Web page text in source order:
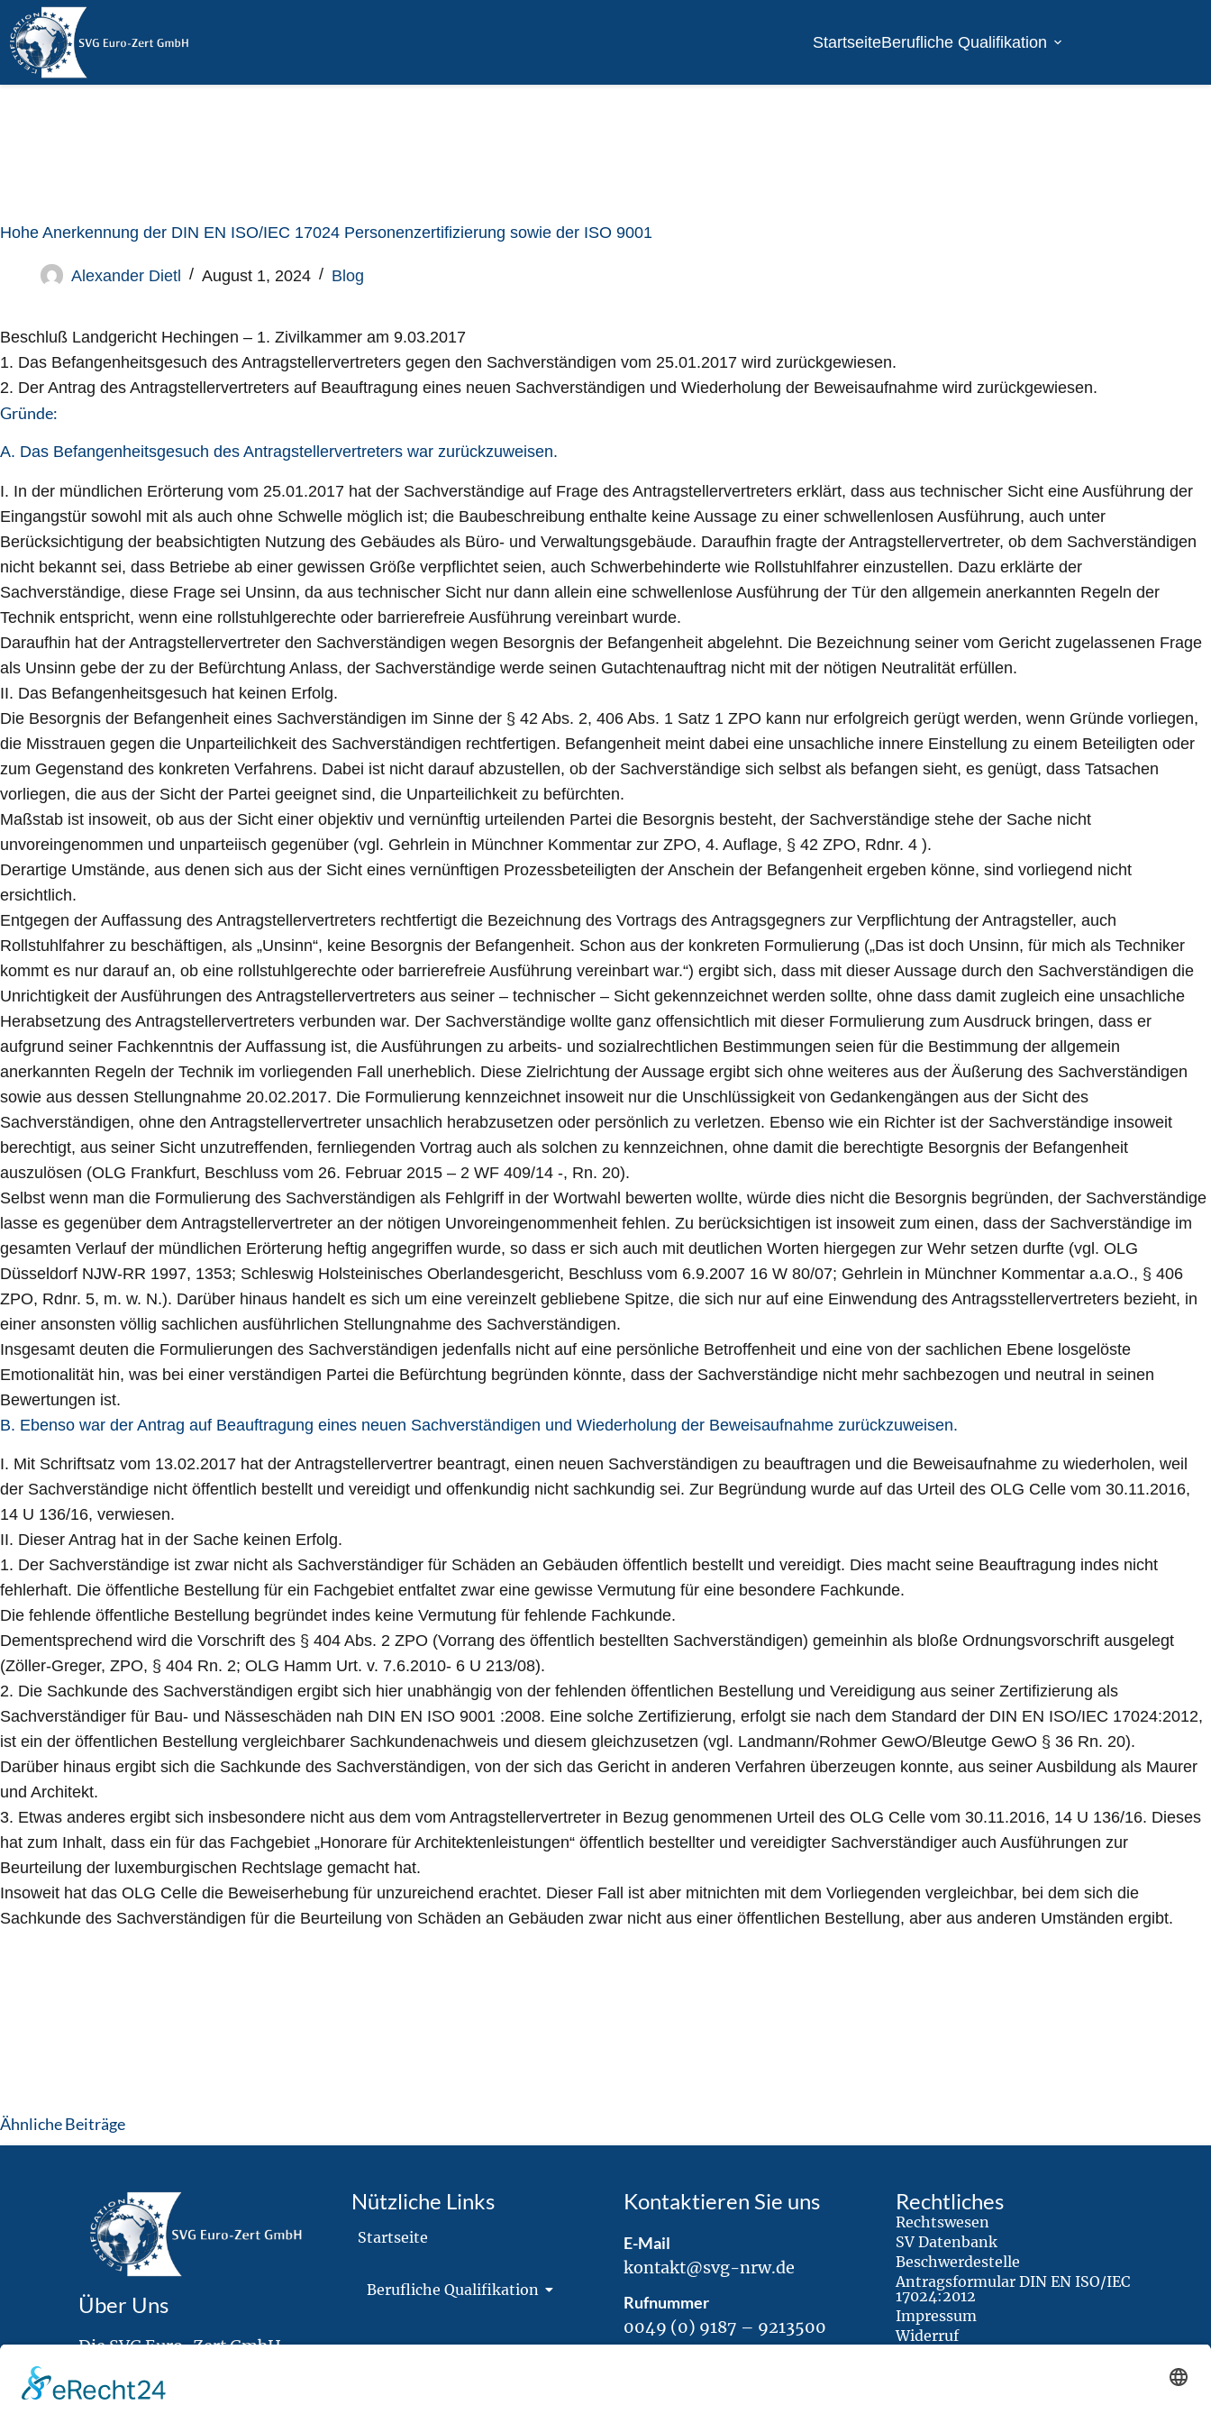
StartseiteBerufliche Qualifikation
Hohe Anerkennung der DIN EN ISO/IEC 17024 Personenzertifizierung sowie der ISO 9001
Alexander Dietl August 1, 2024 Blog
Beschluß Landgericht Hechingen – 1. Zivilkammer am 9.03.2017
1. Das Befangenheitsgesuch des Antragstellervertreters gegen den Sachverständigen vom 25.01.2017 wird zurückgewiesen.
2. Der Antrag des Antragstellervertreters auf Beauftragung eines neuen Sachverständigen und Wiederholung der Beweisaufnahme wird zurückgewiesen.
Gründe:
A. Das Befangenheitsgesuch des Antragstellervertreters war zurückzuweisen.
I. In der mündlichen Erörterung vom 25.01.2017 hat der Sachverständige auf Frage des Antragstellervertreters erklärt, dass aus technischer Sicht eine Ausführung der
Eingangstür sowohl mit als auch ohne Schwelle möglich ist; die Baubeschreibung enthalte keine Aussage zu einer schwellenlosen Ausführung, auch unter
Berücksichtigung der beabsichtigten Nutzung des Gebäudes als Büro- und Verwaltungsgebäude. Daraufhin fragte der Antragstellervertreter, ob dem Sachverständigen
nicht bekannt sei, dass Betriebe ab einer gewissen Größe verpflichtet seien, auch Schwerbehinderte wie Rollstuhlfahrer einzustellen. Dazu erklärte der
Sachverständige, diese Frage sei Unsinn, da aus technischer Sicht nur dann allein eine schwellenlose Ausführung der Tür den allgemein anerkannten Regeln der
Technik entspricht, wenn eine rollstuhlgerechte oder barrierefreie Ausführung vereinbart wurde.
Daraufhin hat der Antragstellervertreter den Sachverständigen wegen Besorgnis der Befangenheit abgelehnt. Die Bezeichnung seiner vom Gericht zugelassenen Frage
als Unsinn gebe der zu der Befürchtung Anlass, der Sachverständige werde seinen Gutachtenauftrag nicht mit der nötigen Neutralität erfüllen.
II. Das Befangenheitsgesuch hat keinen Erfolg.
Die Besorgnis der Befangenheit eines Sachverständigen im Sinne der § 42 Abs. 2, 406 Abs. 1 Satz 1 ZPO kann nur erfolgreich gerügt werden, wenn Gründe vorliegen,
die Misstrauen gegen die Unparteilichkeit des Sachverständigen rechtfertigen. Befangenheit meint dabei eine unsachliche innere Einstellung zu einem Beteiligten oder
zum Gegenstand des konkreten Verfahrens. Dabei ist nicht darauf abzustellen, ob der Sachverständige sich selbst als befangen sieht, es genügt, dass Tatsachen
vorliegen, die aus der Sicht der Partei geeignet sind, die Unparteilichkeit zu befürchten.
Maßstab ist insoweit, ob aus der Sicht einer objektiv und vernünftig urteilenden Partei die Besorgnis besteht, der Sachverständige stehe der Sache nicht
unvoreingenommen und unparteiisch gegenüber (vgl. Gehrlein in Münchner Kommentar zur ZPO, 4. Auflage, § 42 ZPO, Rdnr. 4 ).
Derartige Umstände, aus denen sich aus der Sicht eines vernünftigen Prozessbeteiligten der Anschein der Befangenheit ergeben könne, sind vorliegend nicht
ersichtlich.
Entgegen der Auffassung des Antragstellervertreters rechtfertigt die Bezeichnung des Vortrags des Antragsgegners zur Verpflichtung der Antragsteller, auch
Rollstuhlfahrer zu beschäftigen, als „Unsinn“, keine Besorgnis der Befangenheit. Schon aus der konkreten Formulierung („Das ist doch Unsinn, für mich als Techniker
kommt es nur darauf an, ob eine rollstuhlgerechte oder barrierefreie Ausführung vereinbart war.“) ergibt sich, dass mit dieser Aussage durch den Sachverständigen die
Unrichtigkeit der Ausführungen des Antragstellervertreters aus seiner – technischer – Sicht gekennzeichnet werden sollte, ohne dass damit zugleich eine unsachliche
Herabsetzung des Antragstellervertreters verbunden war. Der Sachverständige wollte ganz offensichtlich mit dieser Formulierung zum Ausdruck bringen, dass er
aufgrund seiner Fachkenntnis der Auffassung ist, die Ausführungen zu arbeits- und sozialrechtlichen Bestimmungen seien für die Bestimmung der allgemein
anerkannten Regeln der Technik im vorliegenden Fall unerheblich. Diese Zielrichtung der Aussage ergibt sich ohne weiteres aus der Äußerung des Sachverständigen
sowie aus dessen Stellungnahme 20.02.2017. Die Formulierung kennzeichnet insoweit nur die Unschlüssigkeit von Gedankengängen aus der Sicht des
Sachverständigen, ohne den Antragstellervertreter unsachlich herabzusetzen oder persönlich zu verletzen. Ebenso wie ein Richter ist der Sachverständige insoweit
berechtigt, aus seiner Sicht unzutreffenden, fernliegenden Vortrag auch als solchen zu kennzeichnen, ohne damit die berechtigte Besorgnis der Befangenheit
auszulösen (OLG Frankfurt, Beschluss vom 26. Februar 2015 – 2 WF 409/14 -, Rn. 20).
Selbst wenn man die Formulierung des Sachverständigen als Fehlgriff in der Wortwahl bewerten wollte, würde dies nicht die Besorgnis begründen, der Sachverständige
lasse es gegenüber dem Antragstellervertreter an der nötigen Unvoreingenommenheit fehlen. Zu berücksichtigen ist insoweit zum einen, dass der Sachverständige im
gesamten Verlauf der mündlichen Erörterung heftig angegriffen wurde, so dass er sich auch mit deutlichen Worten hiergegen zur Wehr setzen durfte (vgl. OLG
Düsseldorf NJW-RR 1997, 1353; Schleswig Holsteinisches Oberlandesgericht, Beschluss vom 6.9.2007 16 W 80/07; Gehrlein in Münchner Kommentar a.a.O., § 406
ZPO, Rdnr. 5, m. w. N.). Darüber hinaus handelt es sich um eine vereinzelt gebliebene Spitze, die sich nur auf eine Einwendung des Antragsstellervertreters bezieht, in
einer ansonsten völlig sachlichen ausführlichen Stellungnahme des Sachverständigen.
Insgesamt deuten die Formulierungen des Sachverständigen jedenfalls nicht auf eine persönliche Betroffenheit und eine von der sachlichen Ebene losgelöste
Emotionalität hin, was bei einer verständigen Partei die Befürchtung begründen könnte, dass der Sachverständige nicht mehr sachbezogen und neutral in seinen
Bewertungen ist.
B. Ebenso war der Antrag auf Beauftragung eines neuen Sachverständigen und Wiederholung der Beweisaufnahme zurückzuweisen.
I. Mit Schriftsatz vom 13.02.2017 hat der Antragstellervertrer beantragt, einen neuen Sachverständigen zu beauftragen und die Beweisaufnahme zu wiederholen, weil
der Sachverständige nicht öffentlich bestellt und vereidigt und offenkundig nicht sachkundig sei. Zur Begründung wurde auf das Urteil des OLG Celle vom 30.11.2016,
14 U 136/16, verwiesen.
II. Dieser Antrag hat in der Sache keinen Erfolg.
1. Der Sachverständige ist zwar nicht als Sachverständiger für Schäden an Gebäuden öffentlich bestellt und vereidigt. Dies macht seine Beauftragung indes nicht
fehlerhaft. Die öffentliche Bestellung für ein Fachgebiet entfaltet zwar eine gewisse Vermutung für eine besondere Fachkunde.
Die fehlende öffentliche Bestellung begründet indes keine Vermutung für fehlende Fachkunde.
Dementsprechend wird die Vorschrift des § 404 Abs. 2 ZPO (Vorrang des öffentlich bestellten Sachverständigen) gemeinhin als bloße Ordnungsvorschrift ausgelegt
(Zöller-Greger, ZPO, § 404 Rn. 2; OLG Hamm Urt. v. 7.6.2010- 6 U 213/08).
2. Die Sachkunde des Sachverständigen ergibt sich hier unabhängig von der fehlenden öffentlichen Bestellung und Vereidigung aus seiner Zertifizierung als
Sachverständiger für Bau- und Nässeschäden nah DIN EN ISO 9001 :2008. Eine solche Zertifizierung, erfolgt sie nach dem Standard der DIN EN ISO/IEC 17024:2012,
ist ein der öffentlichen Bestellung vergleichbarer Sachkundenachweis und diesem gleichzusetzen (vgl. Landmann/Rohmer GewO/Bleutge GewO § 36 Rn. 20).
Darüber hinaus ergibt sich die Sachkunde des Sachverständigen, von der sich das Gericht in anderen Verfahren überzeugen konnte, aus seiner Ausbildung als Maurer
und Architekt.
3. Etwas anderes ergibt sich insbesondere nicht aus dem vom Antragstellervertreter in Bezug genommenen Urteil des OLG Celle vom 30.11.2016, 14 U 136/16. Dieses
hat zum Inhalt, dass ein für das Fachgebiet „Honorare für Architektenleistungen“ öffentlich bestellter und vereidigter Sachverständiger auch Ausführungen zur
Beurteilung der luxemburgischen Rechtslage gemacht hat.
Insoweit hat das OLG Celle die Beweiserhebung für unzureichend erachtet. Dieser Fall ist aber mitnichten mit dem Vorliegenden vergleichbar, bei dem sich die
Sachkunde des Sachverständigen für die Beurteilung von Schäden an Gebäuden zwar nicht aus einer öffentlichen Bestellung, aber aus anderen Umständen ergibt.
Ähnliche Beiträge
August 1, 2024
Über Uns
Die SVG Euro-Zert GmbH
Dienstleistungen an und
Nützliche Links
Startseite
Berufliche Qualifikation
Kontaktieren Sie uns
E-Mail
kontakt@svg-nrw.de
Rufnummer
0049 (0) 9187 – 9213500
Rechtliches
Rechtswesen
SV Datenbank
Beschwerdestelle
Antragsformular DIN EN ISO/IEC
17024:2012
Impressum
Widerruf